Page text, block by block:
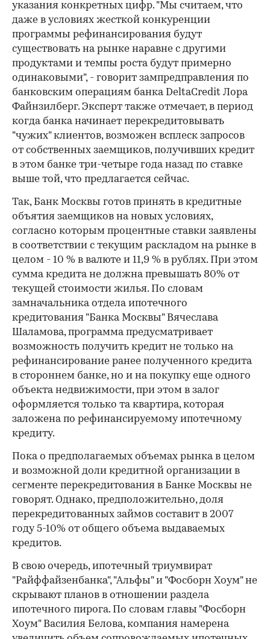
указания конкретных цифр. "Мы считаем, что
даже в условиях жесткой конкуренции
программы рефинансирования будут
существовать на рынке наравне с другими
продуктами и темпы роста будут примерно
одинаковыми", - говорит зампредправления по
банковским операциям банка DeltaCredit Лора
Файнзилберг. Эксперт также отмечает, в период
когда банка начинает перекредитовывать
"чужих" клиентов, возможен всплеск запросов
от собственных заемщиков, получивших кредит
в этом банке три-четыре года назад по ставке
выше той, что предлагается сейчас.
Так, Банк Москвы готов принять в кредитные
объятия заемщиков на новых условиях,
согласно которым процентные ставки заявлены
в соответствии с текущим раскладом на рынке в
целом - 10 % в валюте и 11,9 % в рублях. При этом
сумма кредита не должна превышать 80% от
текущей стоимости жилья. По словам
замначальника отдела ипотечного
кредитования "Банка Москвы" Вячеслава
Шаламова, программа предусматривает
возможность получить кредит не только на
рефинансирование ранее полученного кредита
в стороннем банке, но и на покупку еще одного
объекта недвижимости, при этом в залог
оформляется только та квартира, которая
заложена по рефинансируемому ипотечному
кредиту.
Пока о предполагаемых объемах рынка в целом
и возможной доли кредитной организации в
сегменте перекредитования в Банке Москвы не
говорят. Однако, предположительно, доля
перекредитованных займов составит в 2007
году 5-10% от общего объема выдаваемых
кредитов.
В свою очередь, ипотечный триумвират
"Райффайзенбанка", "Альфы" и "Фосборн Хоум" не
скрывают планов в отношении раздела
ипотечного пирога. По словам главы "Фосборн
Хоум" Василия Белова, компания намерена